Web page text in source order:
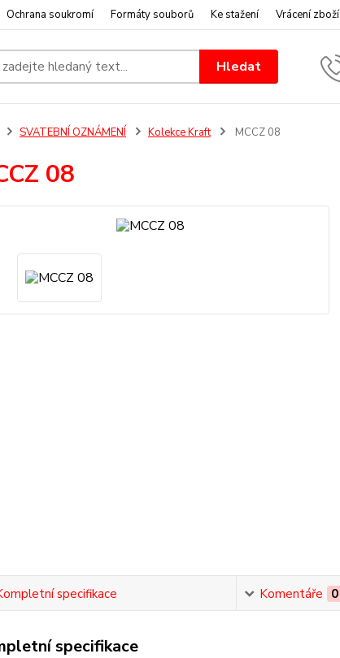
Ochrana soukromí Formáty souborů Ke stažení Vrácení zboží
Hledat
SVATEBNÍ OZNÁMENÍ Kolekce Kraft MCCZ 08
08
specifikace Komentáře 0
specifikace